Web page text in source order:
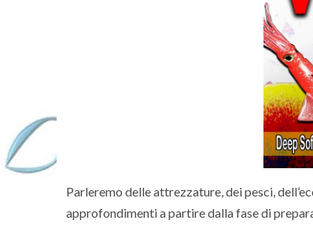
Parleremo delle attrezzature, dei pesci,
approfondimenti a partire dalla fase di